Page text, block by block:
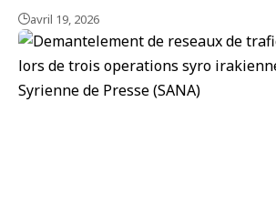
avril 19, 2026